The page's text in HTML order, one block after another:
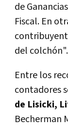
de
Fiscal. En
del colchón".
Entre los
contadores
de Lisicki,
Becherman